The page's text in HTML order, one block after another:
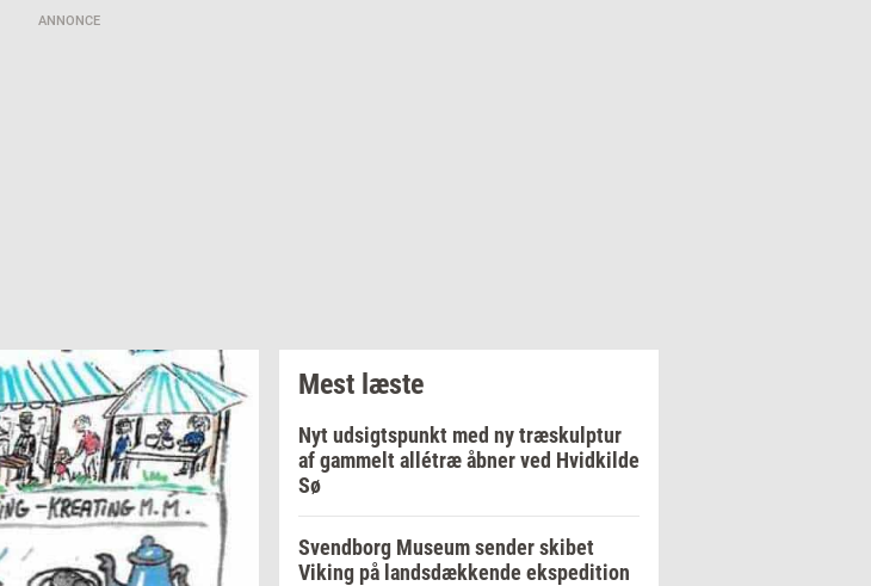
ANNONCE
Mest læste
Nyt udsigtspunkt med ny træskulptur
af gammelt allétræ åbner ved Hvidkilde
Sø
Svendborg Museum sender skibet
Viking på landsdækkende ekspedition